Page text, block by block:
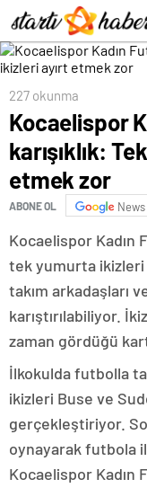
zor
227 okunma
Kocaelispor
karışıklık:
etmek zor
ABONE OL News
Kocaelispor Kadın
tek yumurta
takım arkadaşları
karıştırılabiliyor.
zaman gördüğü
İlkokulda futbolla
ikizleri Buse ve
gerçekleştiriyor.
oynayarak futbola
Kocaelispor Kadın